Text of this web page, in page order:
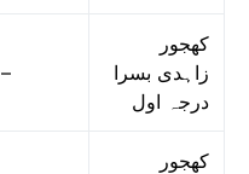
–
کھجور
زاہدی بسرا
درجہ اول
کھجور